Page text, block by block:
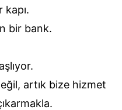
kapı.
bir bank.
artık bize hizmet